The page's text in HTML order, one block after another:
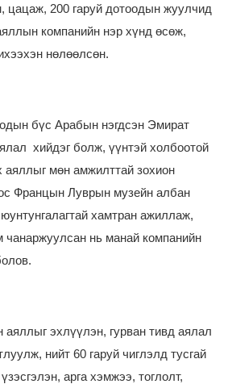
цацаж, 200 гаруй дотоодын жуулчид
компанийн нэр хүнд өсөж,
нөлөөлсөн.
бүс Арабын нэгдсэн Эмират
хийдэг болж, үүнтэй холбоотой
мөн амжилттай зохион
Францын Луврын музейн албан
хамтран ажиллаж,
нь манай компанийн
эхлүүлэн, гурван тивд аялал
нийт 60 гаруй чиглэлд тусгай
арга хэмжээ, тоглолт,